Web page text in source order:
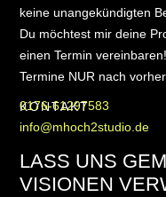
keine unangekündigten
Du möchtest mir deine
einen Termin vereinbaren!
Termine NUR nach
KONTAKT
0176-61297583
info@mhoch2studio.de
LASS UNS
VISIONEN